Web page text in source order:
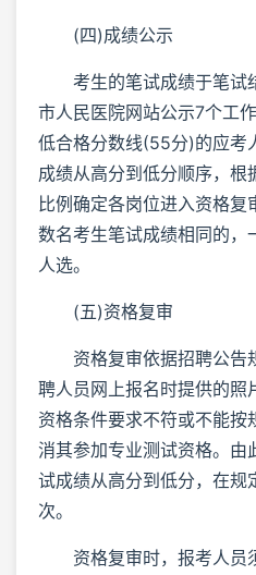
(四)成绩公示
考生的笔试成绩于笔试
市人民医院网站公示7个工
低合格分数线(55分)的应考
成绩从高分到低分顺序，根
比例确定各岗位进入资格复
数名考生笔试成绩相同的，
人选。
(五)资格复审
资格复审依据招聘公告
聘人员网上报名时提供的照
资格条件要求不符或不能按
消其参加专业测试资格。由
试成绩从高分到低分，在规
次。
资格复审时，报考人员